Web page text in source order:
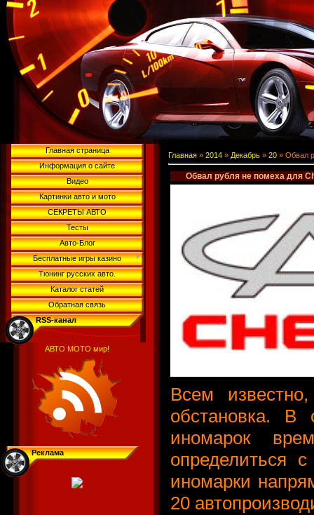
Главная страница
Информация о сайте
Видео
Картинки авто и мото
СЕКРЕТЫ АВТО
Тесты
Авто-Блог
Бесплатные игры казино
Тюнинг русских авто.
Каталог статей
Обратная связь
RSS-канал
АВТО МОТО мир!
Реклама
Главная » 2014 » Декабрь » 20 » Обвал
Обвал рубля не помеха для
Всем
обстановка. В
иномарок
определиться
иномарки
20